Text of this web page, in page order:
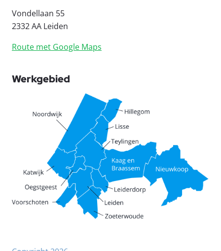
Vondellaan 55
2332 AA Leiden
Route met Google Maps
Werkgebied